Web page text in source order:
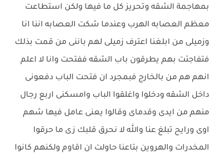
بمهاجمة الشقه وتحريز كل ما فيها ولكن استطاعت
معظم العصابه الهرب وعندما شكت العصابه اننا انا
وزميلى من ابلغنا اعترف زميلى لهم باننى من قمت بذلك
فتفاجئت بهم يطرقون باب الشقه ففتحت وانا لا اعلم
انهم هم من بالخارج فبمجرد ان فتحت الباب دفعونى
داخل الشقه ودخلوا واغلقوا الباب وامسكنى اربع رجال
منهم من ايدى وقدماى وقالوا يعنى عامل فيها شهم
اوى ورايح تبلغ عنا والله لا نحرق قلبك زى ما حرقوا
المخدرات والهروين بتاعنا حاولت ان اقاوم ولكنهم كانوا